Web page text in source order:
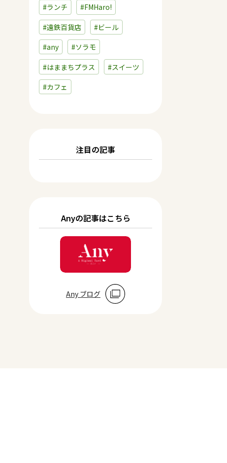
#ランチ #FMHaro!
#遠鉄百貨店 #ビール
#any #ソラモ
#はままちプラス #スイーツ
#カフェ
注目の記事
Anyの記事はこちら
Any ブログ